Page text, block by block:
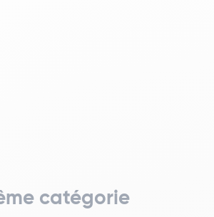
catégorie